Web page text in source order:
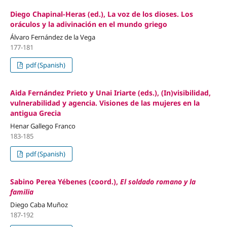
Diego Chapinal-Heras (ed.), La voz de los dioses. Los
oráculos y la adivinación en el mundo griego
Álvaro Fernández de la Vega
177-181
pdf (Spanish)
Aida Fernández Prieto y Unai Iriarte (eds.), (In)visibilidad,
vulnerabilidad y agencia. Visiones de las mujeres en la
antigua Grecia
Henar Gallego Franco
183-185
pdf (Spanish)
Sabino Perea Yébenes (coord.), El soldado romano y la
familia
Diego Caba Muñoz
187-192